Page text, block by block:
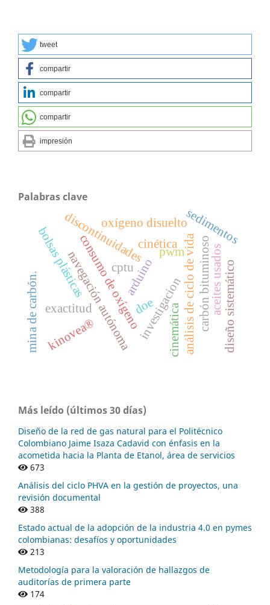
tweet
compartir
compartir
compartir
impresión
Palabras clave
investigacion
arduino análisis de ciclo de vida
discontinuidades
navegación autónoma
cptu
exactitud
oxígeno disueltosedimentos
consumo de oxígeno
kinovea® cinemática
cinética
bolsas plásticas carbón bituminoso
mina de carbón. aceites usados
doe
pwm
diseño sistemático
Más leído (últimos 30 días)
Diseño de la red de gas natural para el Politécnico
Colombiano Jaime Isaza Cadavid con énfasis en la
acometida hacia la Planta de Etanol, área de servicios
673
Análisis del ciclo PHVA en la gestión de proyectos, una
revisión documental
388
Estado actual de la adopción de la industria 4.0 en pymes
colombianas: desafíos y oportunidades
213
Metodología para la valoración de hallazgos de
auditorías de primera parte
174